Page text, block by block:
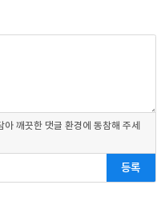
깨끗한 댓글 환경에 동참해 주세
등록